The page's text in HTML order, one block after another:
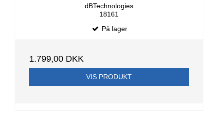
dBTechnologies
18161
På lager
1.799,00 DKK
VIS PRODUKT